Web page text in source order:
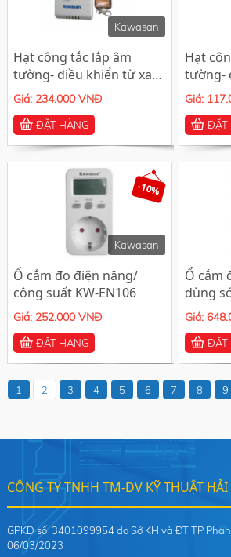
Kawasan
Hạt công tắc lắp âm
tường- điều khiển từ xa
RF15A
Giá: 234.000 VNĐ
ĐẶT HÀNG
Hạt
tường-
RF01
Giá:
ĐẶT
Kawasan
-10%
Ổ cắm đo điện năng/
công suất KW-EN106
Giá: 252.000 VNĐ
ĐẶT HÀNG
Ổ cắm
Giá:
ĐẶT
1 2 3 4 5 6 7 8 9
CÔNG TY TNHH TM-DV KỸ THUẬT
GPKD số 3401099954 do Sở KH và ĐT TP
06/03/2023